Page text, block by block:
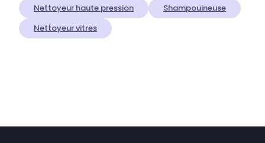
Nettoyeur haute pression
Shampouineuse
Nettoyeur vitres